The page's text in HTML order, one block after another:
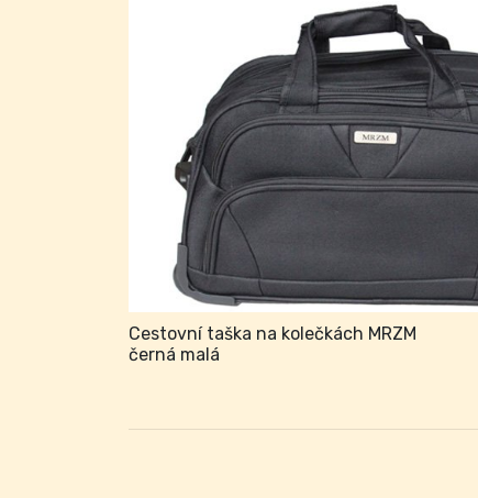
Cestovní taška na kolečkách MRZM
černá malá